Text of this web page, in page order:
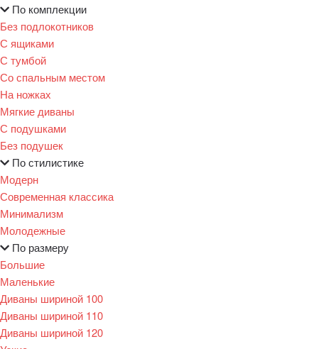
По комплекции
Без подлокотников
С ящиками
С тумбой
Со спальным местом
На ножках
Мягкие диваны
С подушками
Без подушек
По стилистике
Модерн
Современная классика
Минимализм
Молодежные
По размеру
Большие
Маленькие
Диваны шириной 100
Диваны шириной 110
Диваны шириной 120